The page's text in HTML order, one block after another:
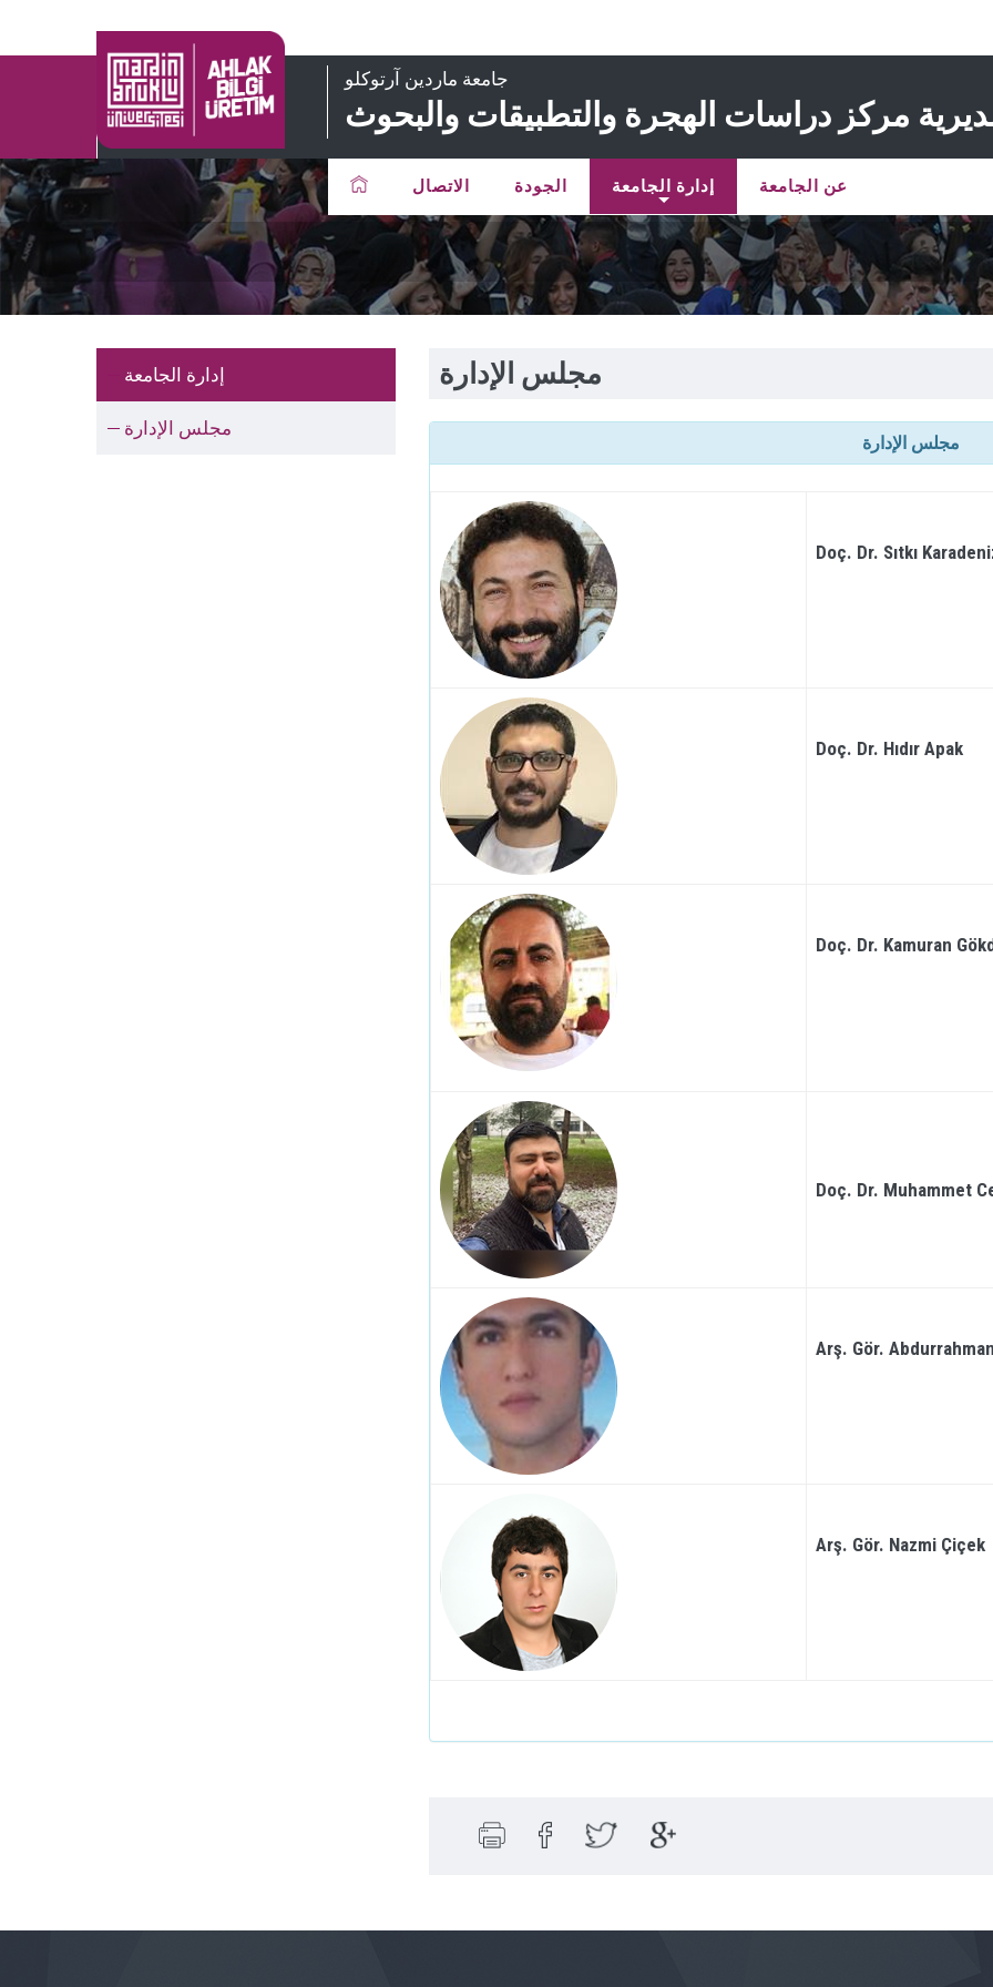
جامعة ماردين آرتوكلو
مركز دراسات الهجرة والتطبيقات والبحوث
الاتصال الجودة إدارة الجامعة عن الجامعة
إدارة الجامعة
مجلس الإدارة
مجلس الإدارة
مجلس الإدارة
Doç. Dr. Sıtkı
Doç. Dr. Hıdır Apak
Doç. Dr. Kamuran
Doç. Dr. Muhammet
Arş. Gör.
Arş. Gör. Nazmi Çiçek